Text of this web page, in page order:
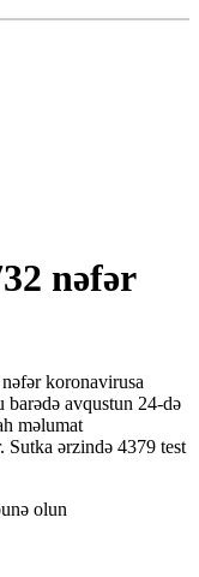
nəfər
koronavirusa
avqustun 24-də
məlumat
Sutka ərzində 4379 test
olun